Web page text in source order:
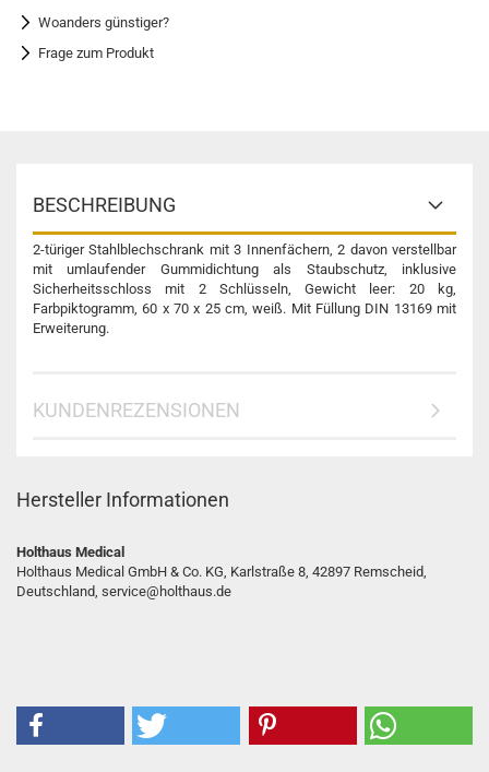
Woanders günstiger?
Frage zum Produkt
BESCHREIBUNG
2-türiger Stahlblechschrank mit 3 Innenfächern, 2 davon verstellbar
mit umlaufender Gummidichtung als Staubschutz, inklusive
Sicherheitsschloss mit 2 Schlüsseln, Gewicht leer: 20 kg,
Farbpiktogramm, 60 x 70 x 25 cm, weiß. Mit Füllung DIN 13169 mit
Erweiterung.
KUNDENREZENSIONEN
Hersteller Informationen
Holthaus Medical
Holthaus Medical GmbH & Co. KG, Karlstraße 8, 42897 Remscheid,
Deutschland, service@holthaus.de